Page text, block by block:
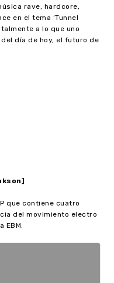
rave, hardcore,
en el tema ‘Tunnel
a lo que uno
día de hoy, el futuro de
que contiene cuatro
del movimiento electro
EBM.